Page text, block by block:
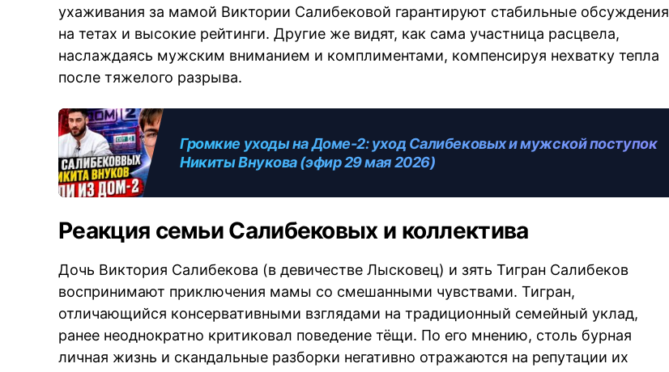
ухаживания за мамой Виктории Салибековой гарантируют стабильные обсуждения
на тетах и высокие рейтинги. Другие же видят, как сама участница расцвела,
наслаждаясь мужским вниманием и комплиментами, компенсируя нехватку тепла
после тяжелого разрыва.
Громкие уходы на Доме-2: уход Салибековых и мужской поступок
Никиты Внукова (эфир 29 мая 2026)
Реакция семьи Салибековых и коллектива
Дочь Виктория Салибекова (в девичестве Лысковец) и зять Тигран Салибеков
воспринимают приключения мамы со смешанными чувствами. Тигран,
отличающийся консервативными взглядами на традиционный семейный уклад,
ранее неоднократно критиковал поведение тёщи. По его мнению, столь бурная
личная жизнь и скандальные разборки негативно отражаются на репутации их